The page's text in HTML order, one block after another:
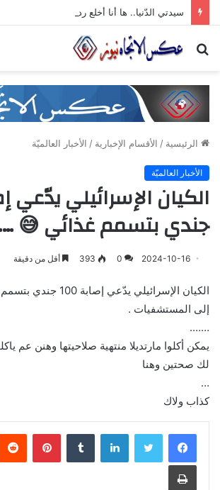
بحث
الرئيسية / الأقسام الإخبارية / الأخبار العالميّة
الأخبار العالميّة
جندي بتسمم غذائي 😅
2024-10-16
0
393 أقل من دقيقة
الكيان الإسرائيلي يدّعي
إلى المستشفيات .
…….
يمكن أكلوا مارتديلا منتهية صلاحيتها وهنن عم
لك صحتين وهنا
…
كذاب ولاك
لينكدإن
طباعة